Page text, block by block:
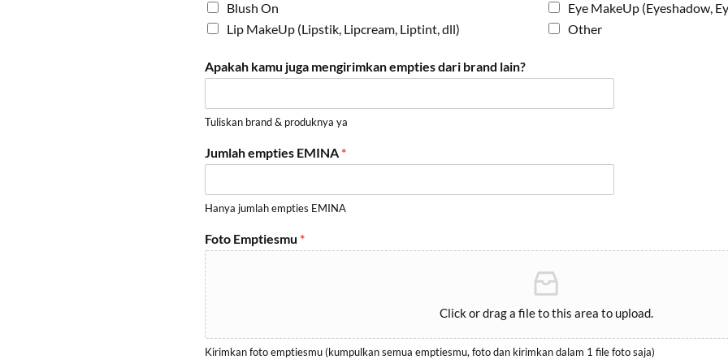
Blush On
Eye MakeUp (Eyeshadow,
Lip MakeUp (Lipstik, Lipcream, Liptint, dll)
Other
Apakah kamu juga mengirimkan empties dari brand lain?
Tuliskan brand & produknya ya
Jumlah empties EMINA *
Hanya jumlah empties EMINA
Foto Emptiesmu *
Click or drag a file to this area to upload.
Kirimkan foto emptiesmu (kumpulkan semua emptiesmu, foto dan kirimkan dalam 1 file foto saja)